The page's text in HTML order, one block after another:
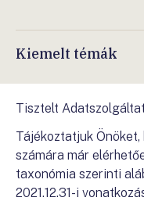
Kiemelt témák
Tisztelt
Tájékoztatjuk
számára már
taxonómia szerinti
2021.12.31-i